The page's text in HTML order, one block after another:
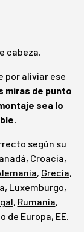
cabeza.
por aliviar ese
miras de punto
sea lo
según su
, Croacia,
, Grecia,
, Luxemburgo,
, Rumanía,
de Europa, EE.